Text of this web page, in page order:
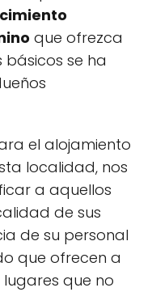
que ofrezca
básicos se ha
el alojamiento
localidad, nos
a aquellos
de sus
de su personal
que ofrecen a
que no